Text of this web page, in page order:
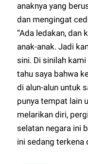
anaknya yang
dan mengingat
“Ada ledakan, dan
anak-anak. Jadi
sini. Di sinilah
tahu saya bahwa
di alun-alun untuk
punya tempat lain
melarikan diri,
selatan negara ini
ini sedang terkena